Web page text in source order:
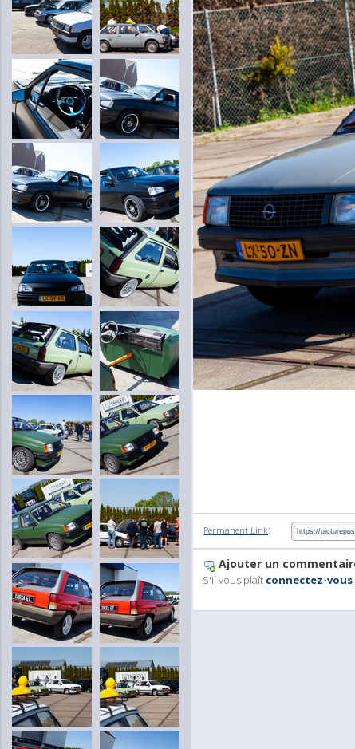
Permanent Link:
Ajouter un
S'il vous plaît connectez-vous